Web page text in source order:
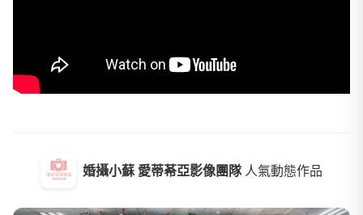
婚攝小蘇 愛蒂莃亞影像團隊 人氣動態作品